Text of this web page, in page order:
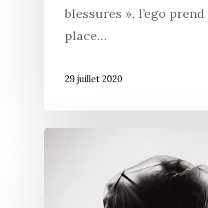
blessures », l’ego
place…
29 juillet 2020